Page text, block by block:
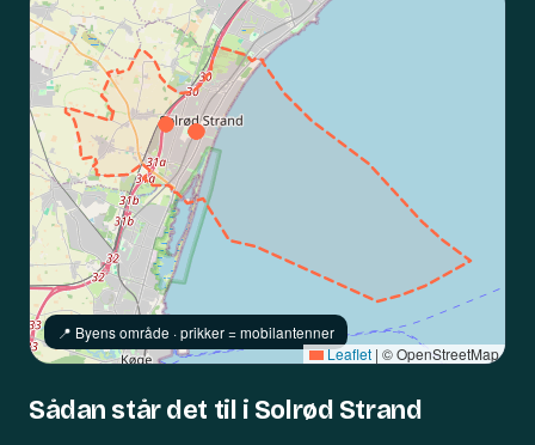
📍️ Byens område · prikker = mobilantenner
Leaflet | © OpenStreetMap
Sådan står det til i Solrød Strand